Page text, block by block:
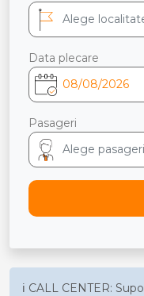
Data plecare
Pasageri
ℹ️ CALL CENTER: